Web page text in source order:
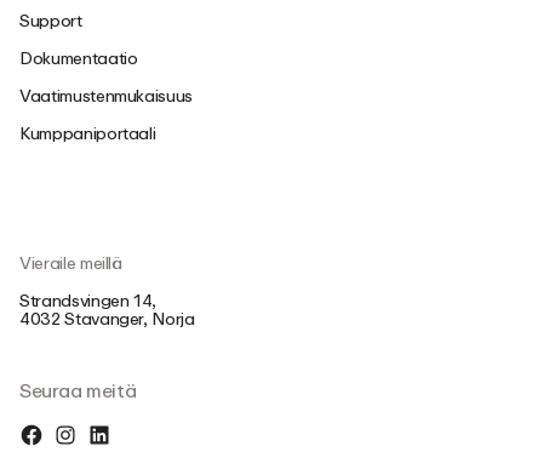
Support
Dokumentaatio
Vaatimustenmukaisuus
Kumppaniportaali
Seuraa meitä
Vieraile meillä
Strandsvingen 14,
4032 Stavanger, Norja